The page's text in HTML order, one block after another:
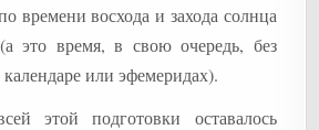
времени восхода и захода солнца
это время, в свою очередь, без
календаре или эфемеридах).
этой подготовки оставалось